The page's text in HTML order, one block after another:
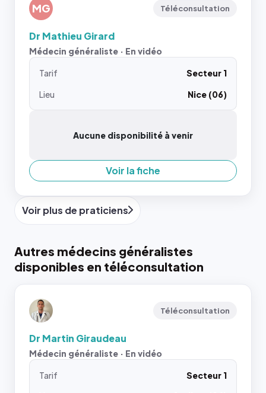
MG Téléconsultation
Dr Mathieu Girard
Médecin généraliste · En vidéo
Tarif
Secteur 1
Lieu
Nice (06)
Aucune disponibilité à venir
Voir la fiche
Voir plus de praticiens
Autres médecins généralistes
disponibles en téléconsultation
Téléconsultation
Dr Martin Giraudeau
Médecin généraliste · En vidéo
Tarif
Secteur 1